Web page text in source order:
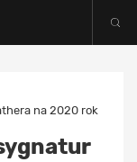
na 2020 rok